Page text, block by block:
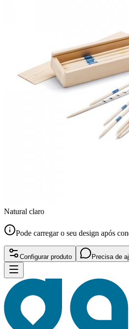
Natural claro
Pode carregar o seu design após
Configurar produto Precisa de